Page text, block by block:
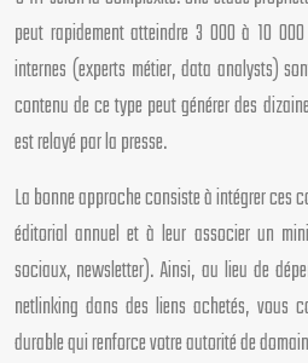
peut rapidement atteindre 3 000 à 10
internes (experts métier, data analysts)
contenu de ce type peut générer des
est relayé par la presse.
La bonne approche consiste à intégrer ces
éditorial annuel et à leur associer un
sociaux, newsletter). Ainsi, au lieu de
netlinking dans des liens achetés, vous
durable qui renforce votre autorité de